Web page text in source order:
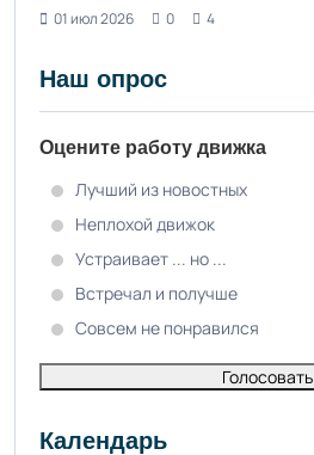
01 июл 2026
0 4
Наш опрос
Оцените работу движка
Лучший из новостных
Неплохой движок
Устраивает ... но ...
Встречал и получше
Совсем не понравился
Голосовать
Календарь